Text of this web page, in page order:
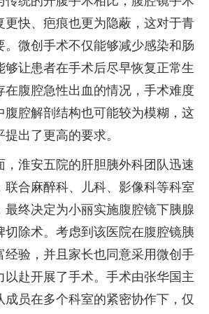
更快、疤痕也更为隐蔽，这对于青
。微创手术不仅能够减少感染和肠
让患者在手术后尽早恢复正常生
在腹腔急性出血的情况，手术难度
腹腔解剖结构也可能较为模糊，这
出了更高的要求。
淮安五院的肝胆胰外科团队迅速
联合麻醉科、儿科、影像科等科室
最终决定为小丽实施腹腔镜下胰腺
切除术。考虑到该医院在腹腔镜胰
经验，并且家长也同意采用微创手
以赴开展了手术。手术由张华国主
员在多个科室的紧密协作下，仅